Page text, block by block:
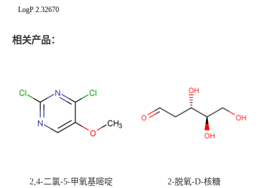
LogP 2.32670
相关产品：
2,4-二氯-5-甲氧基嘧啶 2-脱氧-D-核糖